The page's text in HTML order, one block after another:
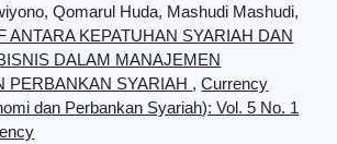
Qomarul Huda, Mashudi Mashudi,
ANTARA KEPATUHAN SYARIAH DAN
DALAM MANAJEMEN
PERBANKAN SYARIAH ,Currency
dan Perbankan Syariah): Vol. 5 No. 1